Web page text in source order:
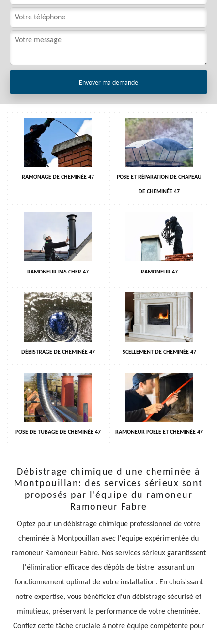
RAMONAGE DE CHEMINÉE 47 POSE ET RÉPARATION DE CHAPEAU
DE CHEMINÉE 47
RAMONEUR PAS CHER 47 RAMONEUR 47
DÉBISTRAGE DE CHEMINÉE 47 SCELLEMENT DE CHEMINÉE 47
POSE DE TUBAGE DE CHEMINÉE 47 RAMONEUR POELE ET CHEMINÉE 47
Débistrage chimique d'une cheminée à
Montpouillan: des services sérieux sont
proposés par l'équipe du ramoneur
Ramoneur Fabre
Optez pour un débistrage chimique professionnel de votre
cheminée à Montpouillan avec l'équipe expérimentée du
ramoneur Ramoneur Fabre. Nos services sérieux garantissent
l'élimination efficace des dépôts de bistre, assurant un
fonctionnement optimal de votre installation. En choisissant
notre expertise, vous bénéficiez d'un débistrage sécurisé et
minutieux, préservant la performance de votre cheminée.
Confiez cette tâche cruciale à notre équipe compétente pour